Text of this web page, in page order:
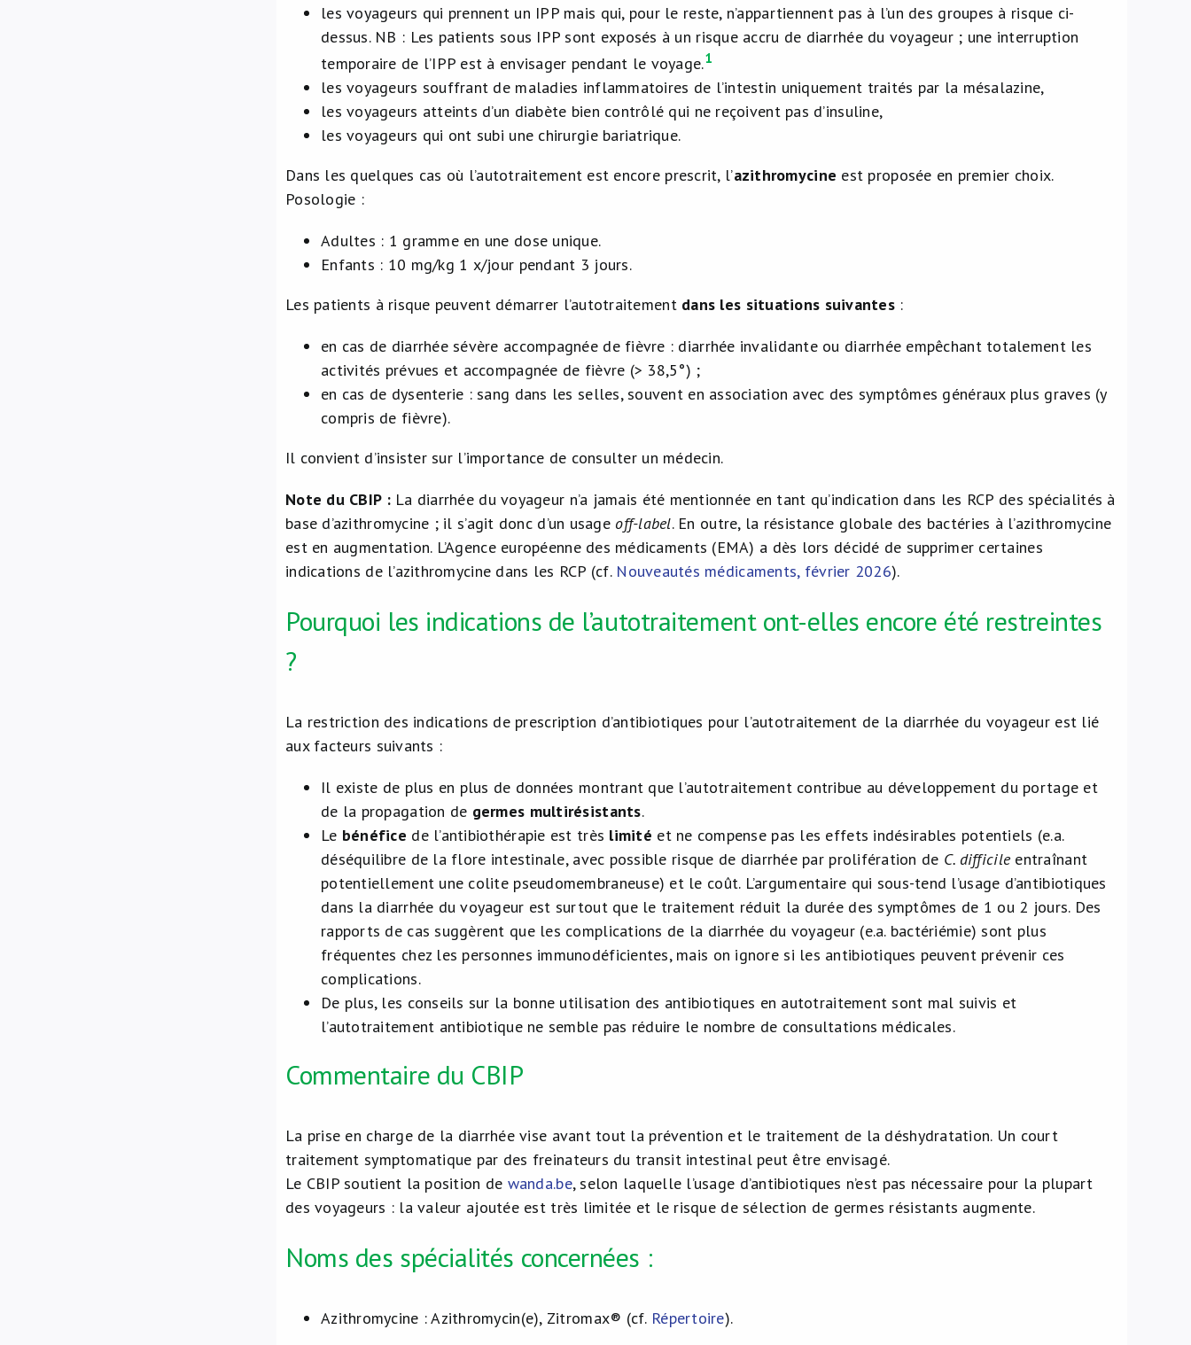
les voyageurs qui prennent un IPP mais qui, pour le reste, n’appartiennent pas à l’un des groupes à risque ci-
dessus. NB : Les patients sous IPP sont exposés à un risque accru de diarrhée du voyageur ; une interruption
temporaire de l’IPP est à envisager pendant le voyage.1
les voyageurs souffrant de maladies inflammatoires de l’intestin uniquement traités par la mésalazine,
les voyageurs atteints d’un diabète bien contrôlé qui ne reçoivent pas d’insuline,
les voyageurs qui ont subi une chirurgie bariatrique.
Dans les quelques cas où l’autotraitement est encore prescrit, l’azithromycine est proposée en premier choix.
Posologie :
Adultes : 1 gramme en une dose unique.
Enfants : 10 mg/kg 1 x/jour pendant 3 jours.
Les patients à risque peuvent démarrer l’autotraitement dans les situations suivantes :
en cas de diarrhée sévère accompagnée de fièvre : diarrhée invalidante ou diarrhée empêchant totalement les
activités prévues et accompagnée de fièvre (> 38,5°) ;
en cas de dysenterie : sang dans les selles, souvent en association avec des symptômes généraux plus graves (y
compris de fièvre).
Il convient d’insister sur l’importance de consulter un médecin.
Note du CBIP :La diarrhée du voyageur n’a jamais été mentionnée en tant qu’indication dans les RCP des spécialités à
base d’azithromycine ; il s’agit donc d’un usage off-label. En outre, la résistance globale des bactéries à l’azithromycine
est en augmentation. L’Agence européenne des médicaments (EMA) a dès lors décidé de supprimer certaines
indications de l’azithromycine dans les RCP (cf. Nouveautés médicaments, février 2026).
Pourquoi les indications de l’autotraitement ont-elles encore été restreintes
?
La restriction des indications de prescription d’antibiotiques pour l’autotraitement de la diarrhée du voyageur est lié
aux facteurs suivants :
Il existe de plus en plus de données montrant que l’autotraitement contribue au développement du portage et
de la propagation de germes multirésistants.
Le bénéfice de l’antibiothérapie est très limité et ne compense pas les effets indésirables potentiels (e.a.
déséquilibre de la flore intestinale, avec possible risque de diarrhée par prolifération de C. difficileentraînant
potentiellement une colite pseudomembraneuse) et le coût. L’argumentaire qui sous-tend l’usage d’antibiotiques
dans la diarrhée du voyageur est surtout que le traitement réduit la durée des symptômes de 1 ou 2 jours. Des
rapports de cas suggèrent que les complications de la diarrhée du voyageur (e.a. bactériémie) sont plus
fréquentes chez les personnes immunodéficientes, mais on ignore si les antibiotiques peuvent prévenir ces
complications.
De plus, les conseils sur la bonne utilisation des antibiotiques en autotraitement sont mal suivis et
l’autotraitement antibiotique ne semble pas réduire le nombre de consultations médicales.
Commentaire du CBIP
La prise en charge de la diarrhée vise avant tout la prévention et le traitement de la déshydratation. Un court
traitement symptomatique par des freinateurs du transit intestinal peut être envisagé.
Le CBIP soutient la position de wanda.be, selon laquelle l’usage d’antibiotiques n’est pas nécessaire pour la plupart
des voyageurs : la valeur ajoutée est très limitée et le risque de sélection de germes résistants augmente.
Noms des spécialités concernées :
Azithromycine : Azithromycin(e), Zitromax® (cf. Répertoire).